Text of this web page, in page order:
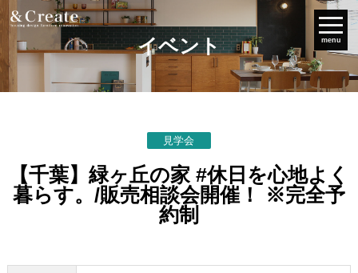
menu
イベント
見学会
【千葉】緑ヶ丘の家 #休日を心地よく
暮らす。/販売相談会開催！ ※完全予
約制